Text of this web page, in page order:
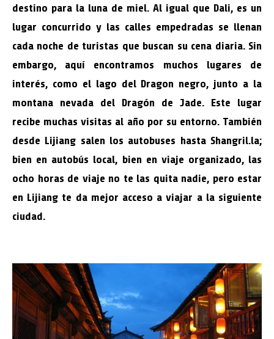
destino para la luna de miel. Al igual que Dali, es un
lugar concurrido y las calles empedradas se llenan
cada noche de turistas que buscan su cena diaria. Sin
embargo, aquí encontramos muchos lugares de
interés, como el lago del Dragon negro, junto a la
montana nevada del Dragón de Jade. Este lugar
recibe muchas visitas al año por su entorno. También
desde Lijiang salen los autobuses hasta Shangril.la;
bien en autobús local, bien en viaje organizado, las
ocho horas de viaje no te las quita nadie, pero estar
en Lijiang te da mejor acceso a viajar a la siguiente
ciudad.